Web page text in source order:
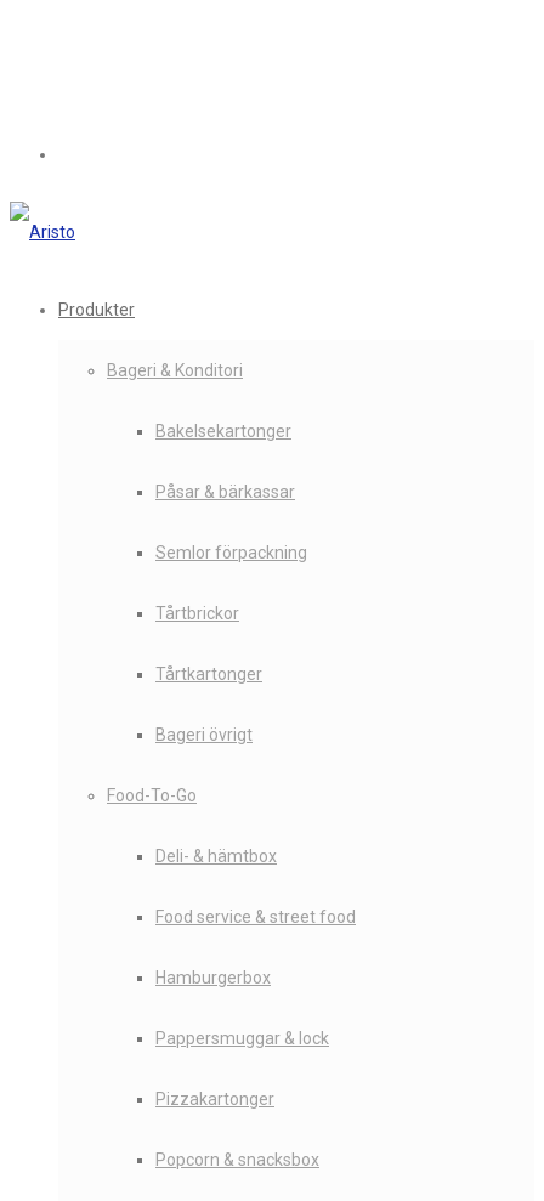
Produkter
Bageri & Konditori
Bakelsekartonger
Påsar & bärkassar
Semlor förpackning
Tårtbrickor
Tårtkartonger
Bageri övrigt
Food-To-Go
Deli- & hämtbox
Food service & street food
Hamburgerbox
Pappersmuggar & lock
Pizzakartonger
Popcorn & snacksbox